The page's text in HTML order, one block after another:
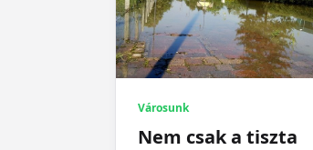
Városunk
Nem csak a tiszta